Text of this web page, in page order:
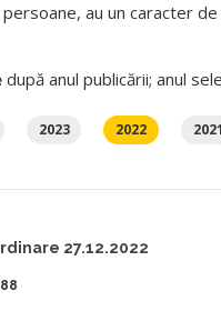
au un caracter
după anul publicării; anul
2023 2022 2021
27.12.2022